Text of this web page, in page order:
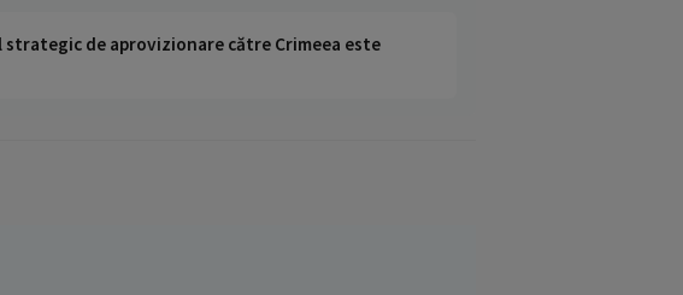
strategic de aprovizionare către Crimeea este